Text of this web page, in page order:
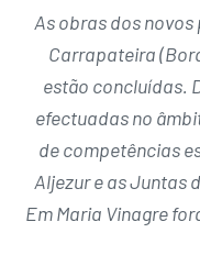
As obras dos
Carrapateira
estão concluídas.
efectuadas no
de competências
Aljezur e as Juntas
Em Maria Vinagre